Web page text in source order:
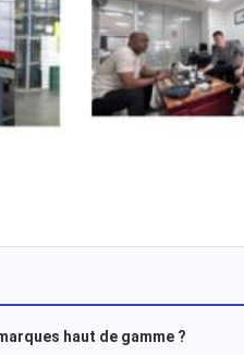
haut de gamme ?